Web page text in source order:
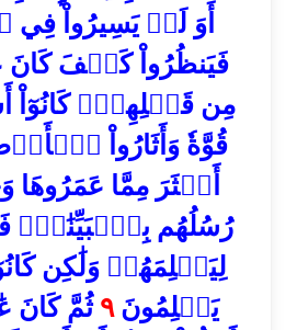
أَوَ لَمۡ يَسِيرُواْ
فَيَنظُرُواْ كَيۡفَ كَانَ
مِن قَبۡلِهِمۡۚ كَانُوٓاْ
قُوَّةٗ وَأَثَارُواْ
أَكۡثَرَ مِمَّا
رُسُلُهُم بِٱلۡبَيِّنَٰتِۖ
لِيَظۡلِمَهُمۡ وَلَٰكِن
يَظۡلِمُونَ٩ثُمَّ كَانَ